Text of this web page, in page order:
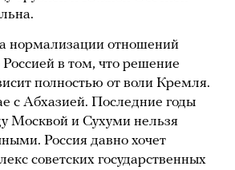
нормализации отношений
в том, что решение
полностью от воли Кремля.
с Абхазией. Последние годы
Москвой и Сухуми нельзя
Россия давно хочет
советских государственных